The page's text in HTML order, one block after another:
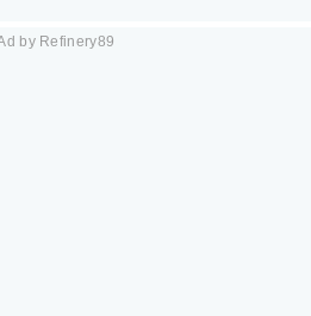
by Refinery89